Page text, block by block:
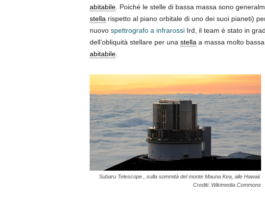
abitabile. Poiché le stelle di bassa massa sono
stella rispetto al piano orbitale di uno dei suoi pianeti)
nuovo spettrografo a infrarossiIrd, il team è stato in
dell’obliquità stellare per una stella a massa molto
abitabile.
Subaru Telescope., sulla sommità del monte Mauna Kea, alle Hawaii.
Crediti: Wikimedia Commons